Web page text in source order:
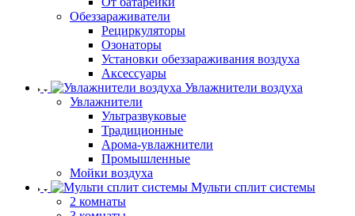
Обеззараживатели
Рециркуляторы
Озонаторы
Установки обеззараживания воздуха
Аксессуары
Увлажнители воздуха
Увлажнители
Ультразвуковые
Традиционные
Арома-увлажнители
Промышленные
Мойки воздуха
Мульти сплит системы
2 комнаты